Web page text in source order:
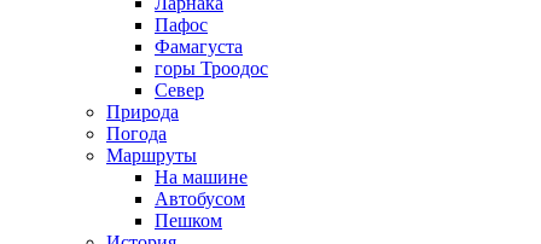
Пафос
Фамагуста
горы Троодос
Север
Природа
Погода
Маршруты
На машине
Автобусом
Пешком